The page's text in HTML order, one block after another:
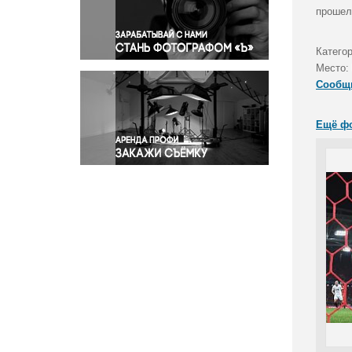
Правосудие
Происшествия и конфликты
Религия
Светская жизнь
Спорт
Экология
Экономика и бизнес
Место:
Ещё